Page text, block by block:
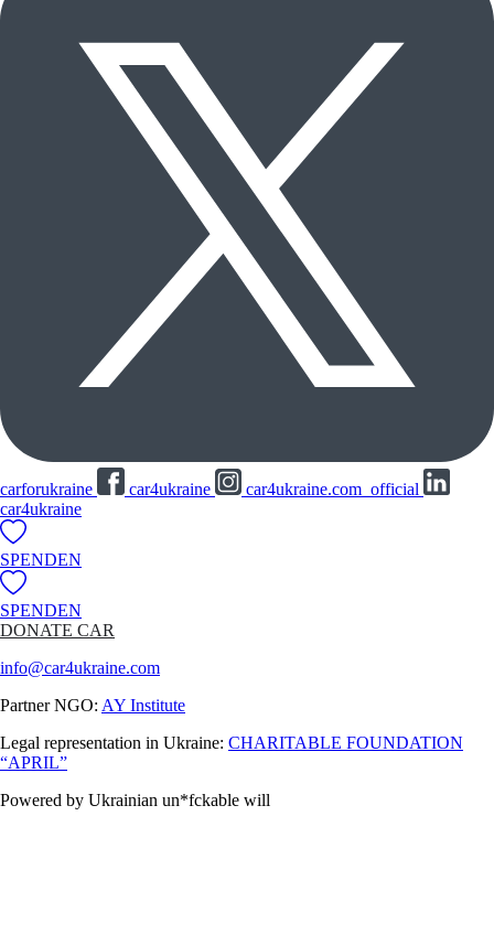
carforukraine car4ukraine
car4ukraine.com_official
car4ukraine
SPENDEN
SPENDEN
DONATE CAR
info@car4ukraine.com
Partner NGO: AY Institute
Legal representation in Ukraine: CHARITABLE FOUNDATION
“APRIL”
Powered by Ukrainian un*fckable will